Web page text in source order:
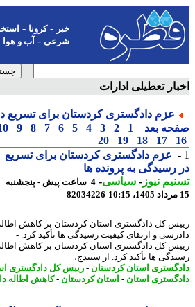
-کرونا-استخدام
شرعی-آب و هوا-
تعطیلی ادارات
عزم دادگستری کردستان برای تسریع در
بعد
1
2
3
4
5
6
7
8
9
10
17
18
19
20
عزم دادگستری کردستان برای تسریع
رسیدگی به پرونده ها
نیوز-سیاسی-
4 ساعت پیش - پنجشنبه
82034226
کل دادگستری استان کردستان بر کاهش اطاله
و ارتقای کیفیت رسیدگی ها تأکید کرد. -
کل دادگستری استان کردستان بر کاهش اطاله
ها تأکید کرد. از سنندج،
استان کردستان-رییس کل دادگستری استان
استان-استان کردستان-کاهش اطاله